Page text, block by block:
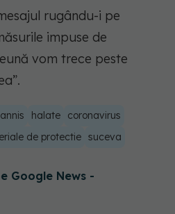
rugându-i pe
impuse de
vom trece peste
halate
coronavirus
de protectie suceva
Google News -